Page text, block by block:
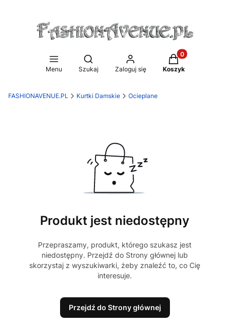
Menu
Otwórz wyszukiwarkę
Szukaj Zaloguj się
Produkty w
Koszyk
FASHIONAVENUE.PL Kurtki Damskie Ocieplane
Produkt jest niedostępny
Przepraszamy, produkt, którego szukasz jest
niedostępny. Przejdź do Strony głównej lub
skorzystaj z wyszukiwarki, żeby znaleźć to, co Cię
interesuje.
Przejdź do Strony głównej